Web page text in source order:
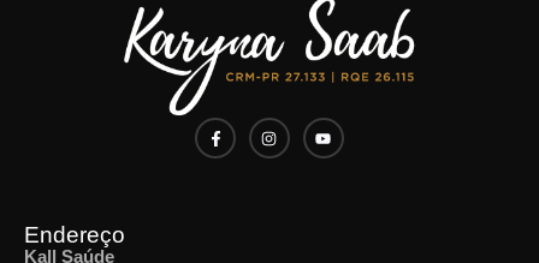
Endereço
Kall Saúde